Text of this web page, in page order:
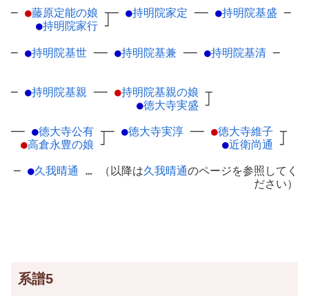
─ ●藤原定能の娘 ┬
●持明院家行 ┘
─ ●持明院家定 ── ●持明院基盛 ─
─ ●持明院基世 ── ●持明院基兼 ── ●持明院基清 ─
─ ●持明院基親 ── ●持明院基親の娘 ┬
●徳大寺実盛 ┘
── ●徳大寺公有 ┬
●高倉永豊の娘 ┘
─ ●徳大寺実淳 ── ●徳大寺維子 ┬
●近衛尚通 ┘
─ ●久我晴通 … （以降は久我晴通のページを参照してく
ださい）
系譜5